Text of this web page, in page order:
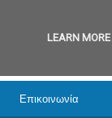
Επικοινωνία
LEARN MORE